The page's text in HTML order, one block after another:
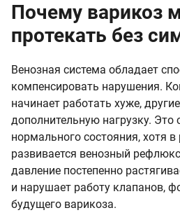
Почему варикоз
протекать без
Венозная система обладает
компенсировать нарушения.
начинает работать хуже,
дополнительную нагрузку.
нормального состояния, хотя
развивается венозный
давление постепенно
и нарушает работу клапанов,
будущего варикоза.